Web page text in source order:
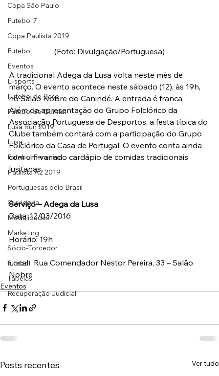
Copa São Paulo
Futebol 7
Copa Paulista 2019
Futebol
Eventos
E-sports
Futebol de Base
Futebol de Quintal
Lusa Run 2019
Lusa
Futebol Feminino
Paulista A2 2019
Portuguesas pelo Brasil
Ouvidoria
Modalidades
Marketing
Sócio-Torcedor
futebol
Tabelas
Recuperação Judicial
(Foto: Divulgação/Portuguesa)
A tradicional Adega da Lusa volta neste mês de
março. O evento acontece neste sábado (12), às 19h,
no Salão Nobre do Canindé. A entrada é franca.
Além da apresentação do Grupo Folclórico da
Associação Portuguesa de Desportos, a festa típica do
Clube também contará com a participação do Grupo
Folclórico da Casa de Portugal. O evento conta ainda
com um variado cardápio de comidas tradicionais
lusitanas.
Serviço – Adega da Lusa
Data: 12/03/2016
Horário: 19h
Local:  Rua Comendador Nestor Pereira, 33 – Salão
Nobre
Eventos
Posts recentes Ver tudo